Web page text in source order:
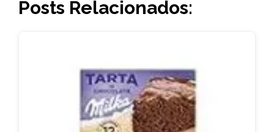
Posts Relacionados: